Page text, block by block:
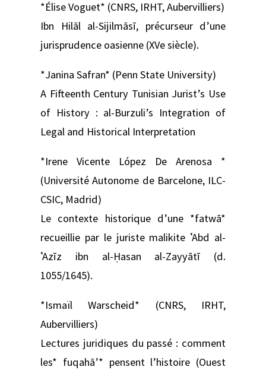
*Élise Voguet* (CNRS, IRHT, Aubervilliers)
Ibn Hilāl al-Sijilmāsī, précurseur d’une
jurisprudence oasienne (XVe siècle).
*Janina Safran* (Penn State University)
A Fifteenth Century Tunisian Jurist’s Use
of History : al-Burzuli’s Integration of
Legal and Historical Interpretation
*Irene Vicente López De Arenosa *
(Université Autonome de Barcelone, ILC-
CSIC, Madrid)
Le contexte historique d’une *fatwā*
recueillie par le juriste malikite ʿAbd al-
ʿAzīz ibn al-Ḥasan al-Zayyātī (d.
1055/1645).
*Ismaïl Warscheid* (CNRS, IRHT,
Aubervilliers)
Lectures juridiques du passé : comment
les* fuqahā’* pensent l’histoire (Ouest